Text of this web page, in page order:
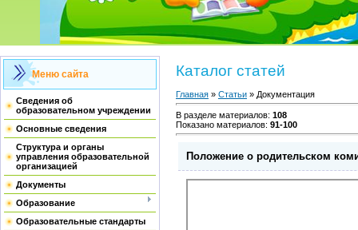
Меню сайта
Сведения об
образовательном учреждении
Основные сведения
Структура и органы
управления образовательной
организацией
Документы
Образование
Образовательные стандарты
Каталог статей
Главная » Статьи » Документация
В разделе материалов: 108
Показано материалов: 91-100
Положение о родительском